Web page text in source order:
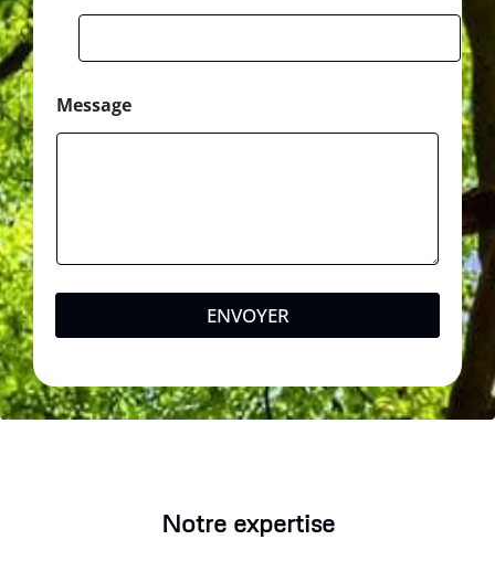
Message
ENVOYER
Notre expertise